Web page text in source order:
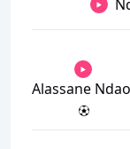
Alassane Ndao